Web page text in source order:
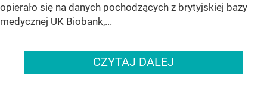
opierało się na danych pochodzących z brytyjskiej bazy
medycznej UK Biobank,...
CZYTAJ DALEJ